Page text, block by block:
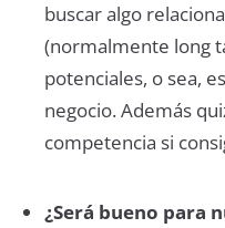
buscar algo
(normalmente long
potenciales, o sea,
negocio. Además
competencia si
¿Será bueno para